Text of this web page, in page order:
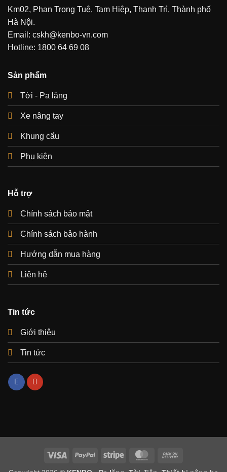
Km02, Phan Trọng Tuệ, Tam Hiệp, Thanh Trì, Thành phố
Hà Nội.
Email: cskh@kenbo-vn.com
Hotline: 1800 64 69 08
Sản phẩm
Tời - Pa lăng
Xe nâng tay
Khung cẩu
Phụ kiện
Hỗ trợ
Chính sách bảo mật
Chính sách bảo hành
Hướng dẫn mua hàng
Liên hệ
Tin tức
Giới thiệu
Tin tức
Visa PayPal Stripe MasterCard